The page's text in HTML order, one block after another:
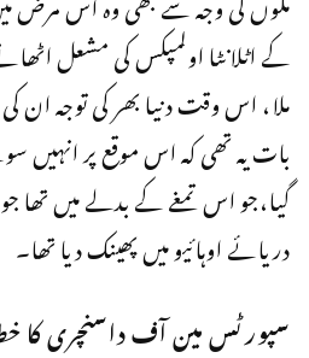
کے اٹلانٹا اولمپکس کی مشعل
ملا، اس وقت دنیا بھر کی توجہ ان
بات یہ تھی کہ اس موقع پر انہیں
گیا،جو اس تمغے کے بدلے میں تھا
دریائے اوہائیو میں پھینک دیا تھا۔
سپورٹس مین آف داسنچری کا